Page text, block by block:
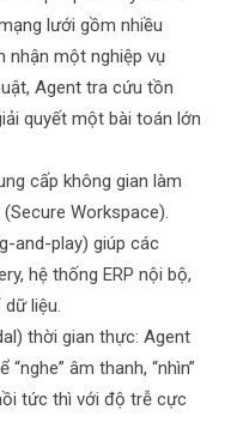
lưới gồm nhiều
nhận một nghiệp vụ
Agent tra cứu tồn
quyết một bài toán lớn
cấp không gian làm
Workspace).
and-play) giúp các
hệ thống ERP nội bộ,
liệu.
thời gian thực: Agent
âm thanh, “nhìn”
tức thì với độ trễ cực